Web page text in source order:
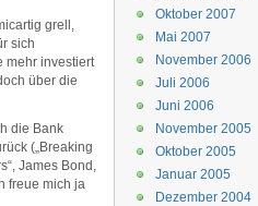
grell,
sich
mehr investiert
über die
die Bank
(„Breaking
James Bond,
freue mich ja
Oktober 2007
Mai 2007
November 2006
Juli 2006
Juni 2006
November 2005
Oktober 2005
Januar 2005
Dezember 2004